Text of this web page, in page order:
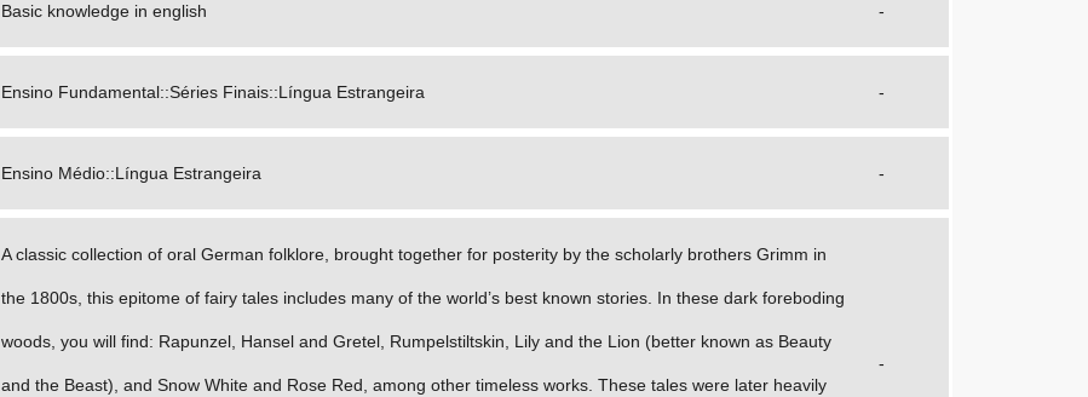
Basic knowledge in english -
Ensino Fundamental::Séries Finais::Língua Estrangeira -
Ensino Médio::Língua Estrangeira -
A classic collection of oral German folklore, brought together for posterity by the scholarly brothers Grimm in
the 1800s, this epitome of fairy tales includes many of the world’s best known stories. In these dark foreboding
woods, you will find: Rapunzel, Hansel and Gretel, Rumpelstiltskin, Lily and the Lion (better known as Beauty
and the Beast), and Snow White and Rose Red, among other timeless works. These tales were later heavily
-